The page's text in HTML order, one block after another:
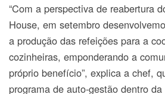
“Com a perspectiva de reabertura
House, em setembro
a produção das refeições para a
cozinheiras, emponderando a
próprio benefício”, explica a chef,
programa de auto-gestão dentro